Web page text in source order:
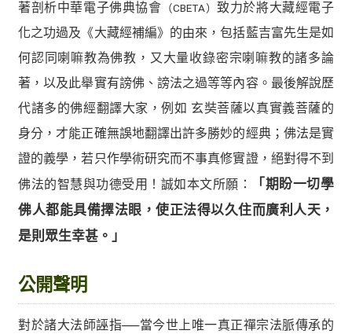
著剖析中華電子佛典協會 （CBETA） 致力於將大藏經電子
化之功過及《大藏經補編》的由來，包括藍吉富先生是如
何認同喇嘛教為佛教，又大量收錄密宗喇嘛教的諸多論
著，以及此舉實有謗佛、謗法之過等等內容。最後解說歷
代諸多的佛經翻譯大家，例如 玄奘菩薩以真實義菩薩的
身分，才能正確無誤地翻譯出許多勝妙的經典；佛法是實
證的義學，若只作學術研究而不事真修實證，絕對得不到
佛法的智慧與功德受用！誠如本文所願：
「期盼一切學
佛人都能具備擇法眼，使正法得以久住而廣利人天，
是則眾生幸甚。」
公開聲明
對於諸大法師誣指──當今世上唯一真正禪宗法脈傳承的